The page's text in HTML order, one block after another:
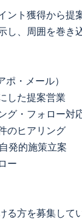
ント獲得から提
し、周囲を巻
ポ・メール）
した提案営業
グ・フォロー対
のヒアリング
発的施策立案
ー
る方を募集して